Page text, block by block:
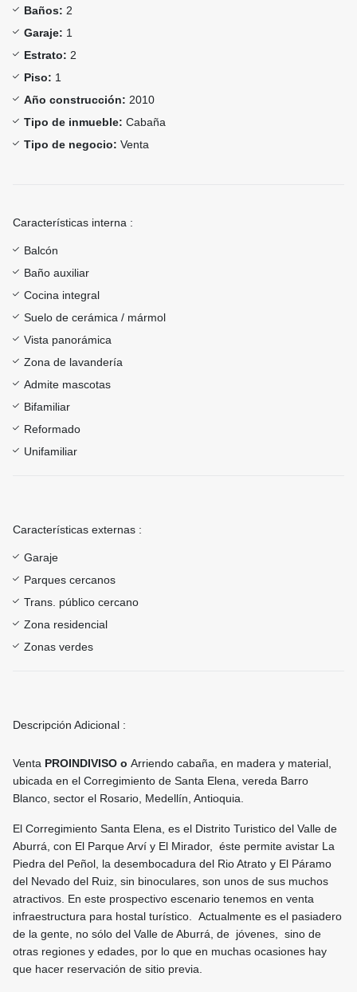
Baños: 2
Garaje: 1
Estrato: 2
Piso: 1
Año construcción: 2010
Tipo de inmueble: Cabaña
Tipo de negocio: Venta
Características interna :
Balcón
Baño auxiliar
Cocina integral
Suelo de cerámica / mármol
Vista panorámica
Zona de lavandería
Admite mascotas
Bifamiliar
Reformado
Unifamiliar
Características externas :
Garaje
Parques cercanos
Trans. público cercano
Zona residencial
Zonas verdes
Descripción Adicional :
Venta PROINDIVISO o Arriendo cabaña, en madera y material,
ubicada en el Corregimiento de Santa Elena, vereda Barro
Blanco, sector el Rosario, Medellín, Antioquia.
El Corregimiento Santa Elena, es el Distrito Turistico del Valle de
Aburrá, con El Parque Arví y El Mirador, éste permite avistar La
Piedra del Peñol, la desembocadura del Rio Atrato y El Páramo
del Nevado del Ruiz, sin binoculares, son unos de sus muchos
atractivos. En este prospectivo escenario tenemos en venta
infraestructura para hostal turístico. Actualmente es el pasiadero
de la gente, no sólo del Valle de Aburrá, de jóvenes, sino de
otras regiones y edades, por lo que en muchas ocasiones hay
que hacer reservación de sitio previa.